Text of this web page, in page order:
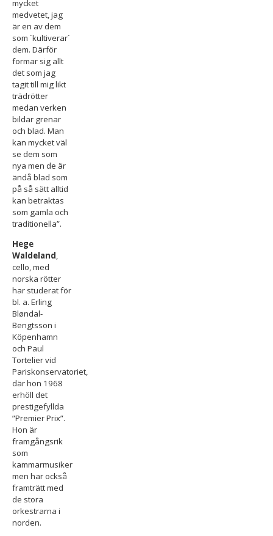
mycket
medvetet, jag
är en av dem
som ´kultiverar´
dem. Därför
formar sig allt
det som jag
tagit till mig likt
trädrötter
medan verken
bildar grenar
och blad. Man
kan mycket väl
se dem som
nya men de är
ändå blad som
på så sätt alltid
kan betraktas
som gamla och
traditionella”.
Hege
Waldeland,
cello, med
norska rötter
har studerat för
bl. a. Erling
Bløndal-
Bengtsson i
Köpenhamn
och Paul
Tortelier vid
Pariskonservatoriet,
där hon 1968
erhöll det
prestigefyllda
”Premier Prix”.
Hon är
framgångsrik
som
kammarmusiker
men har också
framträtt med
de stora
orkestrarna i
norden.